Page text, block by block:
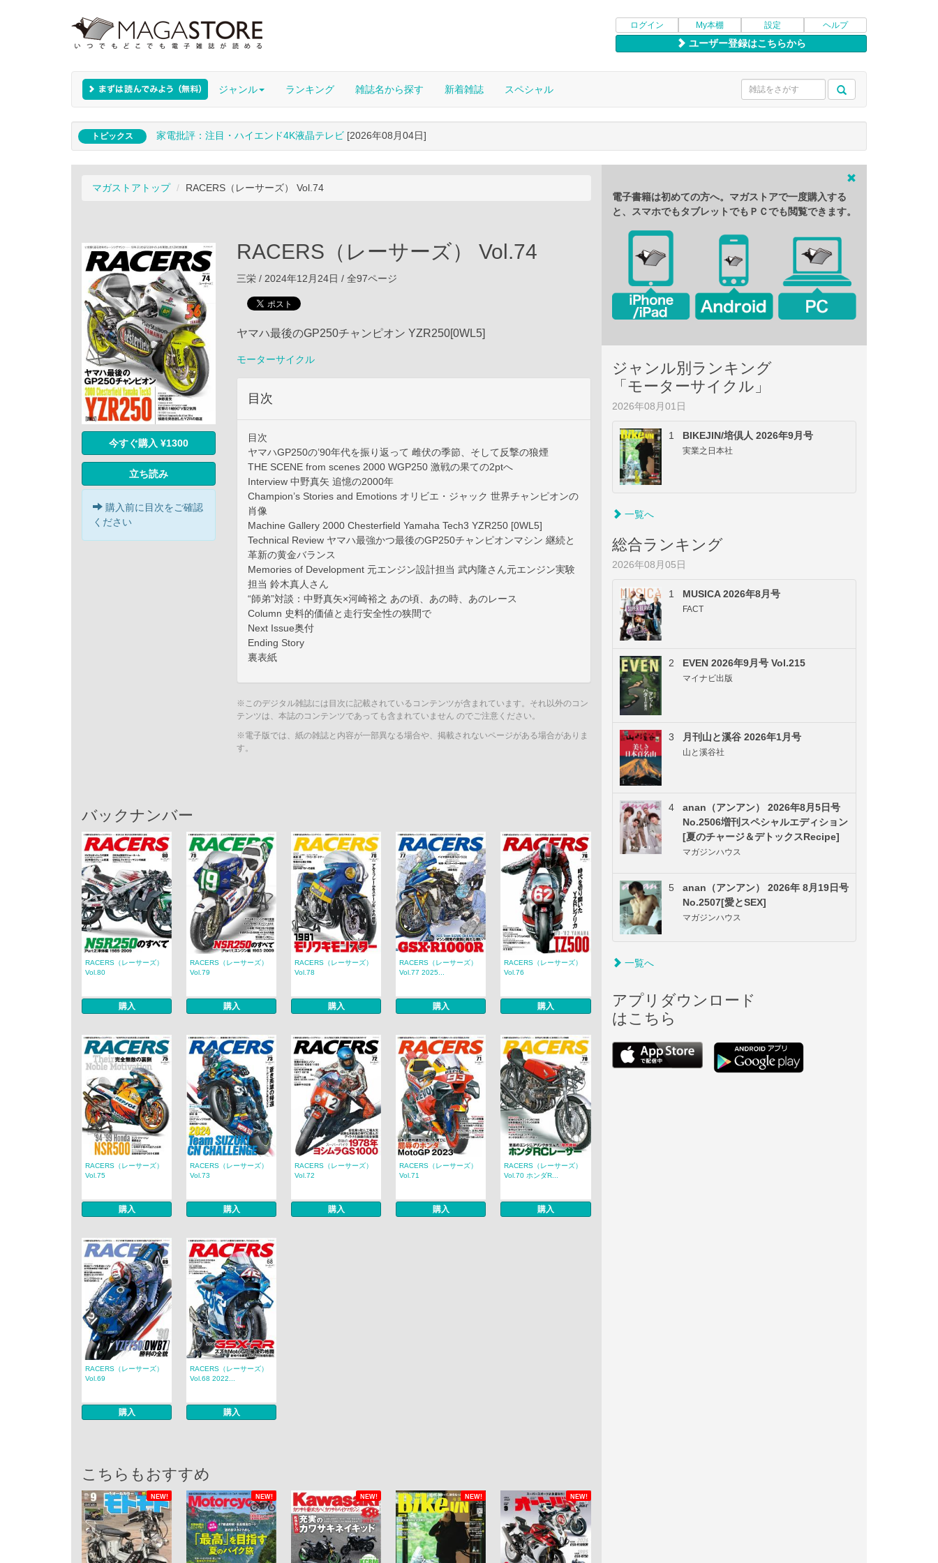
ログイン My本棚 設定 ヘルプ
ユーザー登録はこちらから
ジャンル ランキング 雑誌名から探す 新着雑誌 スペシャル
トピックス 家電批評：注目・ハイエンド4K液晶テレビ [2026年08月04日]
マガストアトップ RACERS（レーサーズ） Vol.74
今すぐ購入 ¥1300
立ち読み
購入前に目次をご確認
ください
RACERS（レーサーズ） Vol.74
三栄 / 2024年12月24日 / 全97ページ
ヤマハ最後のGP250チャンピオン YZR250[0WL5]
モーターサイクル
目次
目次
ヤマハGP250の’90年代を振り返って 雌伏の季節、そして反撃の狼煙
THE SCENE from scenes 2000 WGP250 激戦の果ての2ptへ
Interview 中野真矢 追憶の2000年
Champion’s Stories and Emotions オリビエ・ジャック 世界チャンピオンの
肖像
Machine Gallery 2000 Chesterfield Yamaha Tech3 YZR250 [0WL5]
Technical Review ヤマハ最強かつ最後のGP250チャンピオンマシン 継続と
革新の黄金バランス
Memories of Development 元エンジン設計担当 武内隆さん元エンジン実験
担当 鈴木真人さん
“師弟”対談：中野真矢×河崎裕之 あの頃、あの時、あのレース
Column 史料的価値と走行安全性の狭間で
Next Issue奥付
Ending Story
裏表紙
※このデジタル雑誌には目次に記載されているコンテンツが含まれています。それ以外のコン
テンツは、本誌のコンテンツであっても含まれていません のでご注意ください。
※電子版では、紙の雑誌と内容が一部異なる場合や、掲載されないページがある場合がありま
す。
バックナンバー
RACERS（レーサーズ）
Vol.80
購入
RACERS（レーサーズ）
Vol.79
購入
RACERS（レーサーズ）
Vol.78
購入
RACERS（レーサーズ）
Vol.77 2025...
購入
RACERS（レーサーズ）
Vol.76
購入
RACERS（レーサーズ）
Vol.75
購入
RACERS（レーサーズ）
Vol.73
購入
RACERS（レーサーズ）
Vol.72
購入
RACERS（レーサーズ）
Vol.71
購入
RACERS（レーサーズ）
Vol.70 ホンダR...
購入
RACERS（レーサーズ）
Vol.69
購入
RACERS（レーサーズ）
Vol.68 2022...
購入
こちらもおすすめ
NEW! NEW! NEW! NEW! NEW!
電子書籍は初めての方へ。マガストアで一度購入する
と、スマホでもタブレットでもＰＣでも閲覧できます。
ジャンル別ランキング
「モーターサイクル」
2026年08月01日
1 BIKEJIN/培倶人 2026年9月号
実業之日本社
一覧へ
総合ランキング
2026年08月05日
1 MUSICA 2026年8月号
FACT
2 EVEN 2026年9月号 Vol.215
マイナビ出版
3 月刊山と溪谷 2026年1月号
山と溪谷社
4
anan（アンアン） 2026年8月5日号
No.2506増刊スペシャルエディション
[夏のチャージ＆デトックスRecipe]
マガジンハウス
5
anan（アンアン） 2026年 8月19日号
No.2507[愛とSEX]
マガジンハウス
一覧へ
アプリダウンロード
はこちら